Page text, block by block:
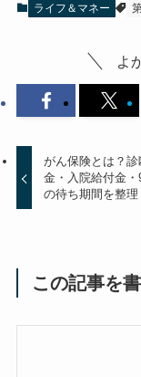
ライフ＆マネー
よ
がん保険とは？
金・入院給付金
の待ち期間を整理
この記事を